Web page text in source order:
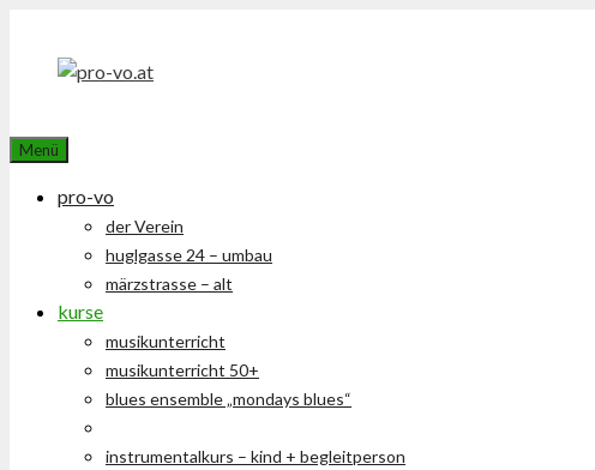
springen
Menü
pro-vo
der Verein
huglgasse 24 – umbau
märzstrasse – alt
kurse
musikunterricht
musikunterricht 50+
blues ensemble „mondays blues“
instrumentalkurs – kind + begleitperson